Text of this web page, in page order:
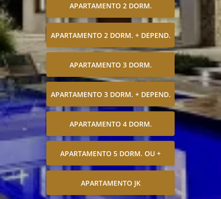
APARTAMENTO 2 DORM.
APARTAMENTO 2 DORM. + DEPEND.
APARTAMENTO 3 DORM.
APARTAMENTO 3 DORM. + DEPEND.
APARTAMENTO 4 DORM.
APARTAMENTO 5 DORM. OU +
APARTAMENTO JK